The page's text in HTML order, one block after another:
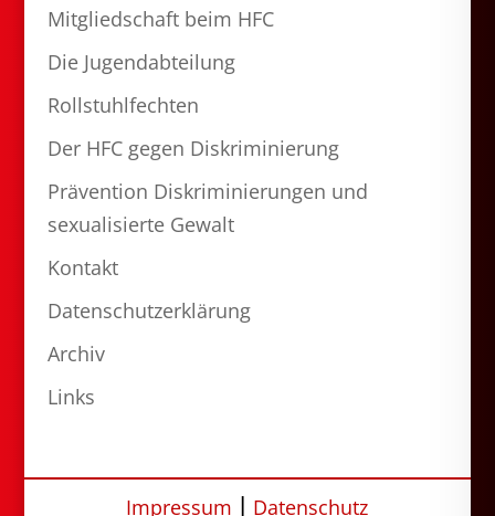
Mitgliedschaft beim HFC
Die Jugendabteilung
Rollstuhlfechten
Der HFC gegen Diskriminierung
Prävention Diskriminierungen und
sexualisierte Gewalt
Kontakt
Datenschutzerklärung
Archiv
Links
Impressum Datenschutz